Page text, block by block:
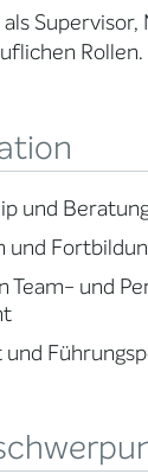
und
Team- und
und